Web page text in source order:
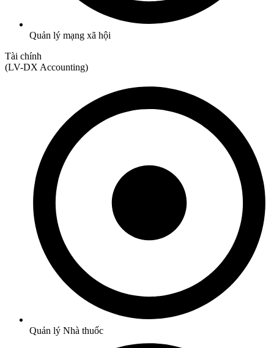
Quản lý mạng xã hội
Tài chính
(LV-DX Accounting)
Quản lý Nhà thuốc